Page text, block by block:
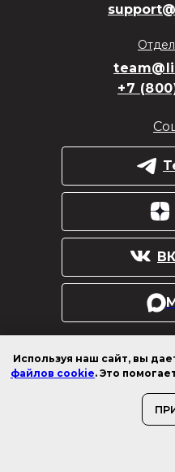
Используя наш сайт, вы
файлов cookie. Это
Публичная оферта
Согласие на получение
+7
For neural networks
Политика